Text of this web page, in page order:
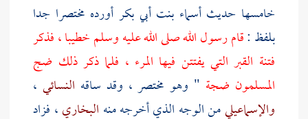
خامسها حديثأسماء بنت أبي بكر أورده مختصرا جدا
بلفظ :قام رسول الله صلى الله عليه وسلم خطيبا ، فذكر
فتنة القبر التي يفتتن فيها المرء ، فلما ذكر ذلك ضج
المسلمون ضجة " وهو مختصر ، وقد ساقه النسائي ،
والإسماعيليمن الوجه الذي أخرجه منه البخاري، فزاد